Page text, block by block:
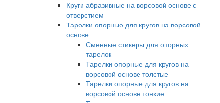
Круги абразивные на ворсовой основе с
отверстием
Тарелки опорные для кругов на ворсовой
основе
Сменные стикеры для опорных
тарелок
Тарелки опорные для кругов на
ворсовой основе толстые
Тарелки опорные для кругов на
ворсовой основе тонкие